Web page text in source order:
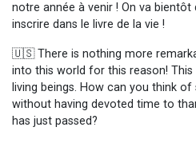
notre année à venir ! On va bientôt
inscrire dans le livre de la vie !
🇺🇸 There is nothing more
into this world for this reason! This
living beings. How can you think
without having devoted time to
has just passed?